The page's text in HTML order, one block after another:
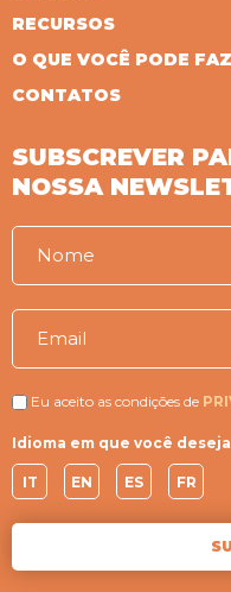
RECURSOS
O QUE VOCÊ PODE
CONTATOS
SUBSCREVER
NOSSA
Eu aceito as condições de
Idioma em que você
IT EN ES FR